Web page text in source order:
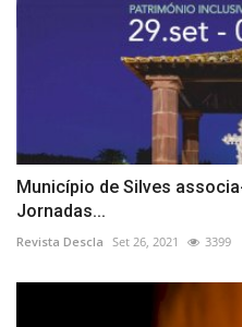
Município de Silves
Jornadas...
Revista Descla Set 26, 2021 3399